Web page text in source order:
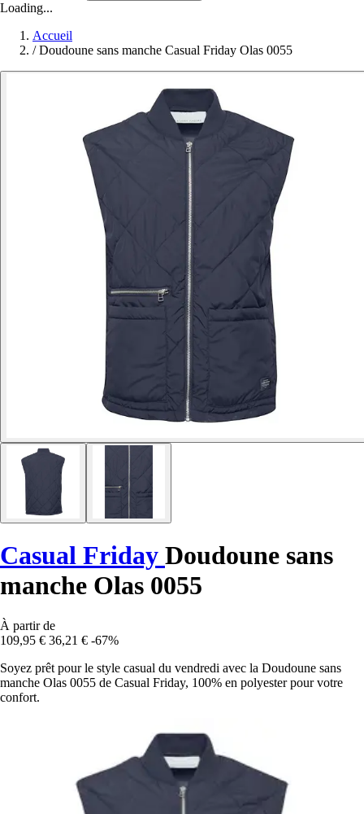
Loading...
Accueil
/ Doudoune sans manche Casual Friday Olas 0055
Casual Friday Doudoune sans
manche Olas 0055
À partir de
109,95 € 36,21 € -67%
Soyez prêt pour le style casual du vendredi avec la Doudoune sans
manche Olas 0055 de Casual Friday, 100% en polyester pour votre
confort.